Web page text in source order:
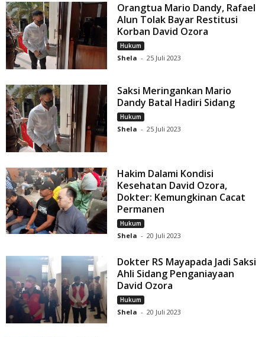
Orangtua Mario Dandy, Rafael
Alun Tolak Bayar Restitusi
Korban David Ozora
Hukum
Shela - 25 Juli 2023
Saksi Meringankan Mario
Dandy Batal Hadiri Sidang
Hukum
Shela - 25 Juli 2023
Hakim Dalami Kondisi
Kesehatan David Ozora,
Dokter: Kemungkinan Cacat
Permanen
Hukum
Shela - 20 Juli 2023
Dokter RS Mayapada Jadi Saksi
Ahli Sidang Penganiayaan
David Ozora
Hukum
Shela - 20 Juli 2023